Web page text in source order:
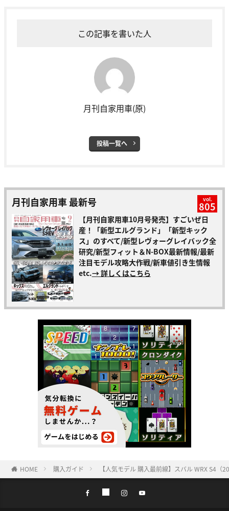
この記事を書いた人
月刊自家用車(原)
投稿一覧へ
月刊自家用車 最新号 vol.
805
【月刊自家用車10月号発売】すごいぜ日
産！「新型エルグランド」「新型キック
ス」のすべて/新型レヴォーグレイバック全
研究/新型フィット＆N-BOX最新情報/最新
注目モデル攻略大作戦/新車値引き生情報
etc.→ 詳しくはこちら
HOME 購入ガイド 【人気モデル 購入最前線】スバル WRX S4（